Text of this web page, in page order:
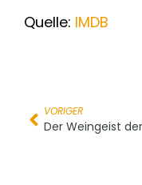
Quelle: IMDB
VORIGER